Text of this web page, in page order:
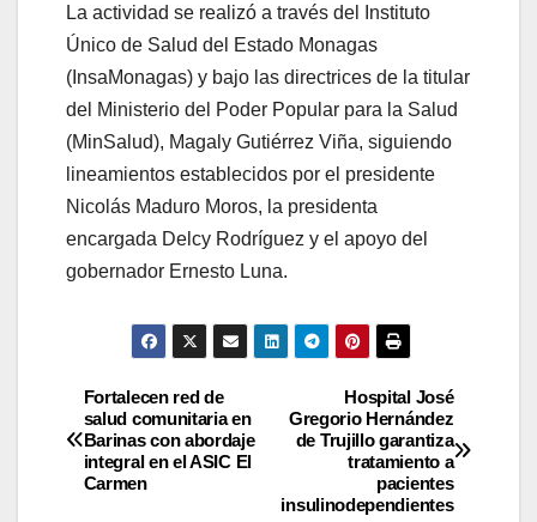
La actividad se realizó a través del Instituto
Único de Salud del Estado Monagas
(InsaMonagas) y bajo las directrices de la titular
del Ministerio del Poder Popular para la Salud
(MinSalud), Magaly Gutiérrez Viña, siguiendo
lineamientos establecidos por el presidente
Nicolás Maduro Moros, la presidenta
encargada Delcy Rodríguez y el apoyo del
gobernador Ernesto Luna.
Hospital José
Gregorio Hernández
de Trujillo garantiza
tratamiento a
pacientes
insulinodependientes
Fortalecen red de
salud comunitaria en
Barinas con abordaje
integral en el ASIC El
Carmen